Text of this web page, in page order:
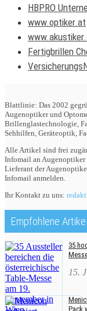
HBPRO
www.optiker.at
Fertigbrillen
Blattlinie: Das 2002
Augenoptiker und
Brillenglastechnologie,
Sehhilfen, Geräteoptik,
Alle Artikel sind frei
Infomail an Augenoptiker
Lieferant der
Infomail anmelden.
Ihr Kontakt zu uns:
Empfohlene Artikel
35
15.
Pack